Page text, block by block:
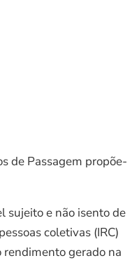
de Passagem propõe-
sujeito e não isento de
coletivas (IRC)
rendimento gerado na